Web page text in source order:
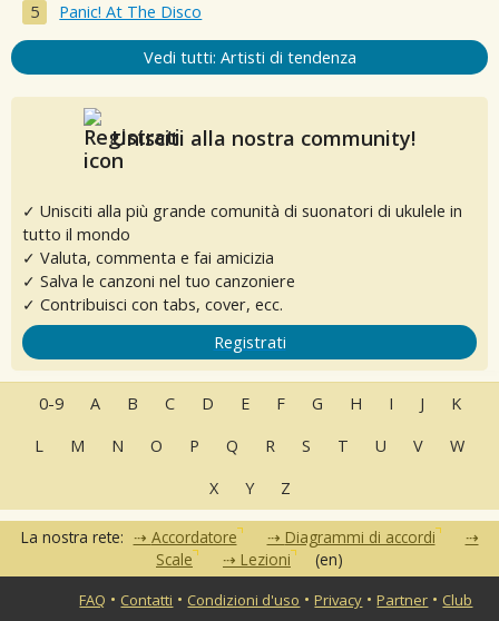
Panic! At The Disco
Vedi tutti: Artisti di tendenza
Unisciti alla nostra community!
✓ Unisciti alla più grande comunità di suonatori di ukulele in
tutto il mondo
✓ Valuta, commenta e fai amicizia
✓ Salva le canzoni nel tuo canzoniere
✓ Contribuisci con tabs, cover, ecc.
Registrati
0-9 A B C D E F G H I J
K
L
M N O P Q R S T U V
W
X
Y Z
La nostra rete: Accordatore
Diagrammi di accordi
Scale
Lezioni (en)
FAQ • Contatti • Condizioni d'uso •Privacy •Partner • Club